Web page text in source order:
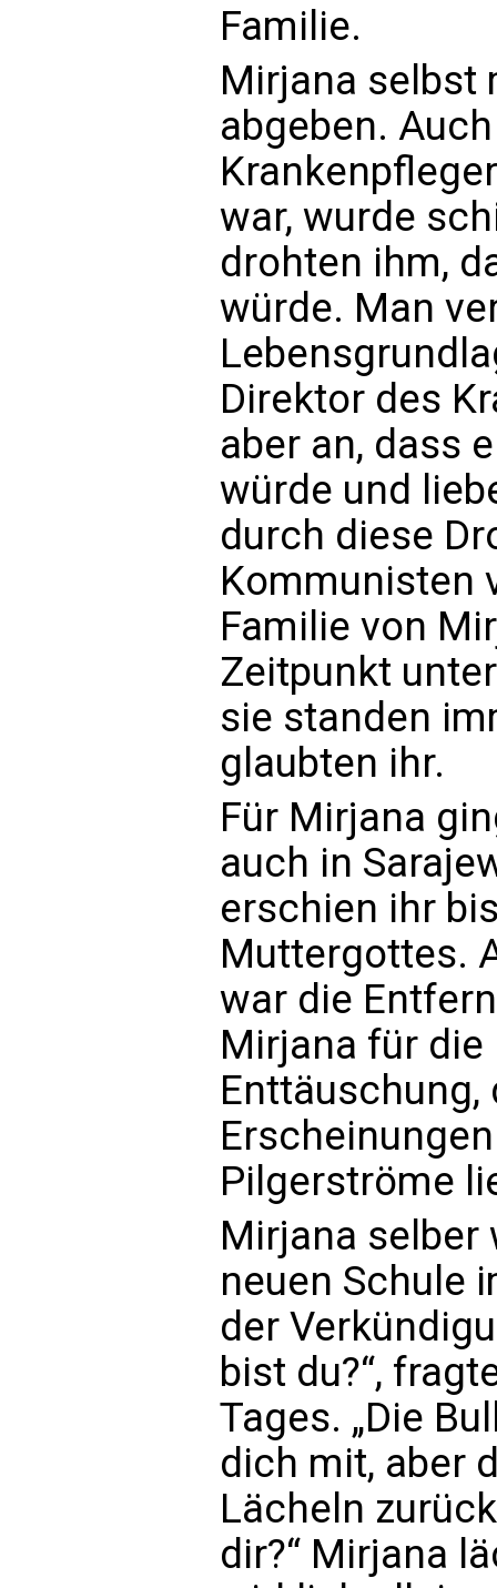
Familie.
Mirjana selbst
abgeben.
war, wurde
drohten ihm,
würde. Man
Direktor des
aber an, dass
würde und
durch diese
Kommunisten
Familie von
Zeitpunkt
sie standen
glaubten ihr.
Für Mirjana
auch in
erschien ihr
Muttergottes.
war die
Mirjana für
Pilgerströme
Mirjana selber
neuen Schule
der
bist du?“,
Tages. „Die
dich mit, aber
Lächeln
dir?“ Mirjana